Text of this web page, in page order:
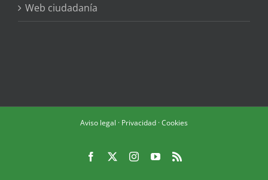
Web ciudadanía
Aviso legal · Privacidad ·Cookies
Facebook InstagramYouTube